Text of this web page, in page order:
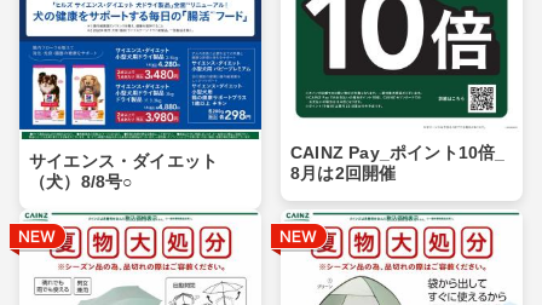
サイエンス・ダイエット
（犬）8/8号○
CAINZ Pay_ポイント10倍_
8月は2回開催